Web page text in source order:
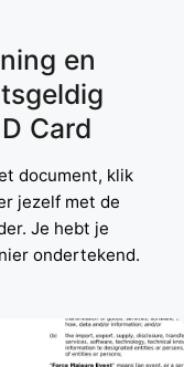
en
Card
document, klik
jezelf met de
Je hebt je
ondertekend.